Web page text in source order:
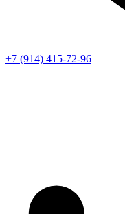
+7 (914) 415-72-96